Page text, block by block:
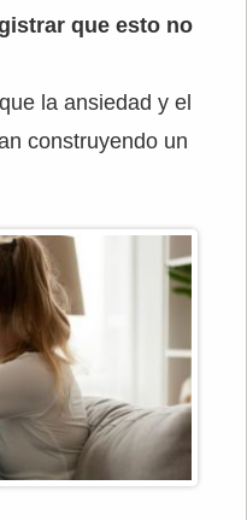
que esto no
la ansiedad y el
construyendo un